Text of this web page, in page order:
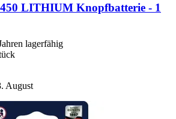
LITHIUM Knopfbatterie -​ 1
lagerfähig
August